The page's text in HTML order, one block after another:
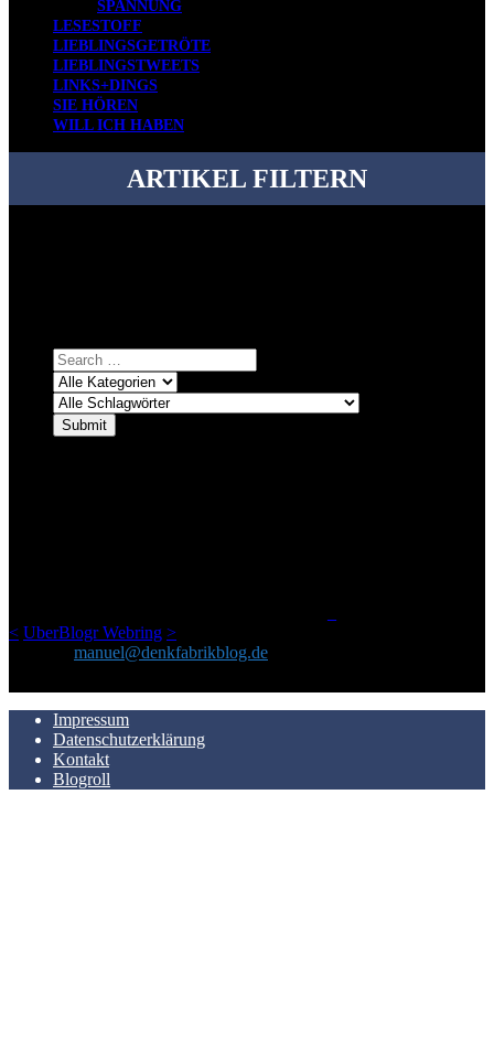
SPANNUNG
LESESTOFF
LIEBLINGSGETRÖTE
LIEBLINGSTWEETS
LINKS+DINGS
SIE HÖREN
WILL ICH HABEN
ARTIKEL FILTERN
< UberBlogr Webring >
manuel@denkfabrikblog.de
Impressum
Datenschutzerklärung
Kontakt
Blogroll